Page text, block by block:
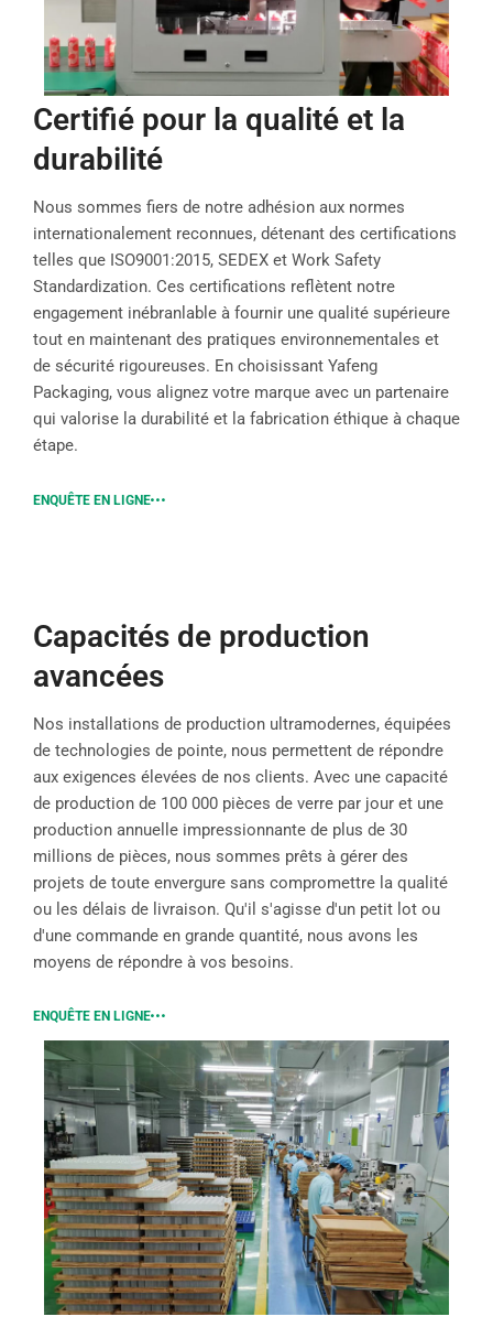
Certifié pour la qualité et la
durabilité
Nous sommes fiers de notre adhésion aux normes
internationalement reconnues, détenant des certifications
telles que ISO9001:2015, SEDEX et Work Safety
Standardization. Ces certifications reflètent notre
engagement inébranlable à fournir une qualité supérieure
tout en maintenant des pratiques environnementales et
de sécurité rigoureuses. En choisissant Yafeng
Packaging, vous alignez votre marque avec un partenaire
qui valorise la durabilité et la fabrication éthique à chaque
étape.
ENQUÊTE EN LIGNE
Capacités de production
avancées
Nos installations de production ultramodernes, équipées
de technologies de pointe, nous permettent de répondre
aux exigences élevées de nos clients. Avec une capacité
de production de 100 000 pièces de verre par jour et une
production annuelle impressionnante de plus de 30
millions de pièces, nous sommes prêts à gérer des
projets de toute envergure sans compromettre la qualité
ou les délais de livraison. Qu'il s'agisse d'un petit lot ou
d'une commande en grande quantité, nous avons les
moyens de répondre à vos besoins.
ENQUÊTE EN LIGNE